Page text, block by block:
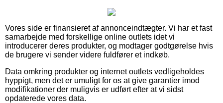
Vores side er finansieret af annonceindtægter. Vi har et fast
samarbejde med forskellige online outlets idet vi
introducerer deres produkter, og modtager godtgørelse hvis
de brugere vi sender videre fuldfører et indkøb.
Data omkring produkter og internet outlets vedligeholdes
hyppigt, men det er umuligt for os at give garantier imod
modifikationer der muligvis er udført efter at vi sidst
opdaterede vores data.